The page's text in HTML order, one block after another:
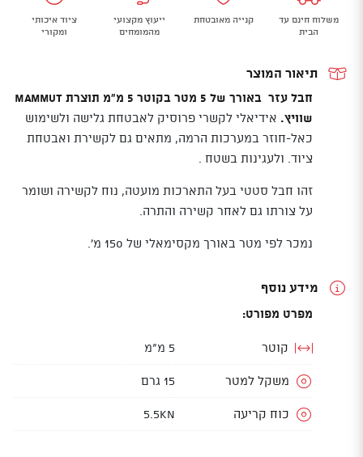
Accessory
Cord
mm
משלוח חינם עד
הבית
קנייה מאובטחת
ייעוץ מקצועי
מהמומחים
ציוד איכותי
ומקורי
תיאור המוצר
חבל עזר באורך של 5 מטר בקוטר 5 מ"מ תוצרת Mammut
שוויץ. אידיאלי לקשרי פרוסיק לאבטחת גלישה ולשימוש
כאל-חוזר במערכות הרמה, מתאים גם לקשירת ואבטחת
ציוד. ולעגינות בשטח .
זהו חבל סטטי בעל התארכות מועטה, נוח לקשירה ושומר
על צורתו גם לאחר קשירה והתרה.
נמכר לפי מטר באורך מקסימאלי של 150 מ'.
מידע נוסף
מפרט מפורט:
קוטר 5 מ"מ
משקל למטר 15 גרם
כוח קריעה 5.5kN